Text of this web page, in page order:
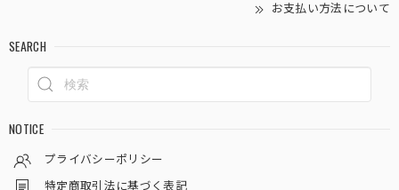
お支払い方法について
SEARCH
NOTICE
プライバシーポリシー
特定商取引法に基づく表記